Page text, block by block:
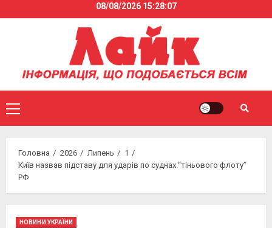
to
08/08/2026 15:28:08
Primary
Menu
Головна 2026 Липень
1
Київ назвав підставу для ударів по суднах “тіньового флоту”
РФ
НОВИНИ УКРАЇНИ